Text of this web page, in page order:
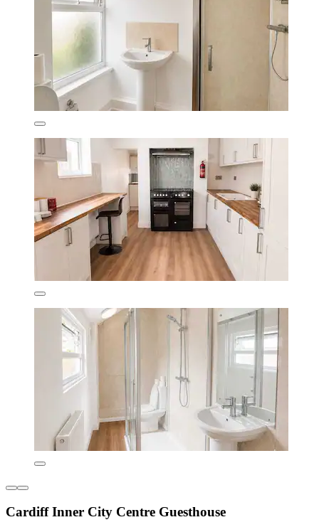
Cardiff Inner City Centre Guesthouse